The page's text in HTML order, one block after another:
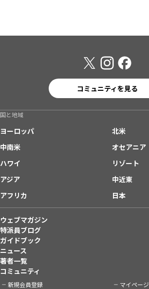
コミュニティを見る
国と地域
ヨーロッパ
北米
中南米
オセアニア
ハワイ
リゾート
アジア
中近東
アフリカ
日本
ウェブマガジン
特派員ブログ
ガイドブック
ニュース
著者一覧
コミュニティ
新規会員登録 マイページ